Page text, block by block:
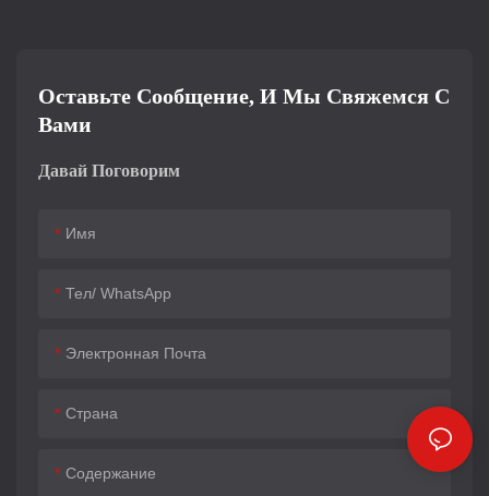
Оставьте Сообщение, И Мы Свяжемся С
Вами
Давай Поговорим
Имя
Тел/ WhatsApp
Электронная Почта
Страна
Содержание